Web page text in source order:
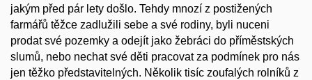
jakým před pár lety došlo. Tehdy mnozí z postižených
farmářů těžce zadlužili sebe a své rodiny, byli nuceni
prodat své pozemky a odejít jako žebráci do příměstských
slumů, nebo nechat své děti pracovat za podmínek pro nás
jen těžko představitelných. Několik tisíc zoufalých rolníků z